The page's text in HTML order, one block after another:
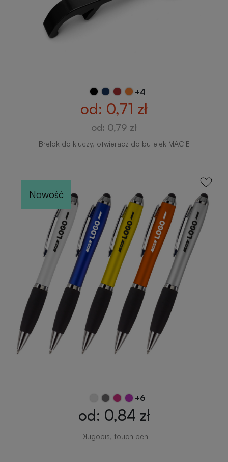
+4
od: 0,71 zł
od: 0,79 zł
Brelok do kluczy, otwieracz do butelek MACIE
Nowość
+6
od: 0,84 zł
Długopis, touch pen